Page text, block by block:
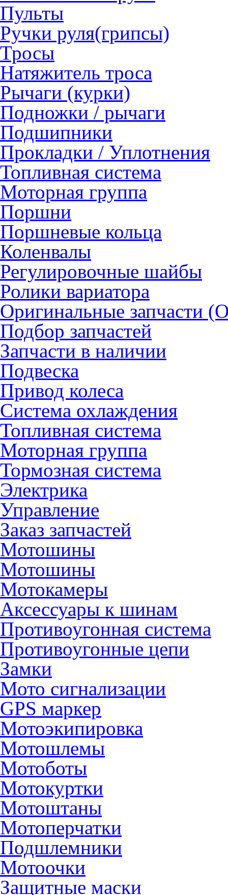
Пульты
Ручки руля(грипсы)
Тросы
Натяжитель троса
Рычаги (курки)
Подножки / рычаги
Подшипники
Прокладки / Уплотнения
Топливная система
Моторная группа
Поршни
Поршневые кольца
Коленвалы
Регулировочные шайбы
Ролики вариатора
Оригинальные запчасти
Подбор запчастей
Запчасти в наличии
Подвеска
Привод колеса
Система охлаждения
Топливная система
Моторная группа
Тормозная система
Электрика
Управление
Заказ запчастей
Мотошины
Мотошины
Мотокамеры
Аксессуары к шинам
Противоугонная система
Противоугонные цепи
Замки
Мото сигнализации
GPS маркер
Мотоэкипировка
Мотошлемы
Мотоботы
Мотокуртки
Мотоштаны
Мотоперчатки
Подшлемники
Мотоочки
Защитные маски